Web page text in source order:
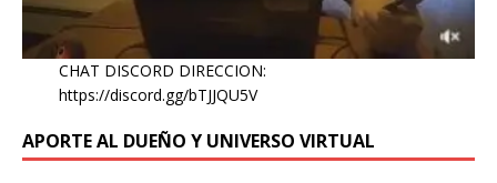
CHAT DISCORD DIRECCION:
https://discord.gg/bTJJQU5V
APORTE AL DUEÑO Y UNIVERSO VIRTUAL